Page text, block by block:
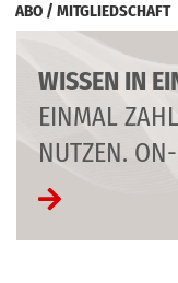
ABO / MITGLIEDSCHAFT
WISSEN IN
EINMAL
NUTZEN.